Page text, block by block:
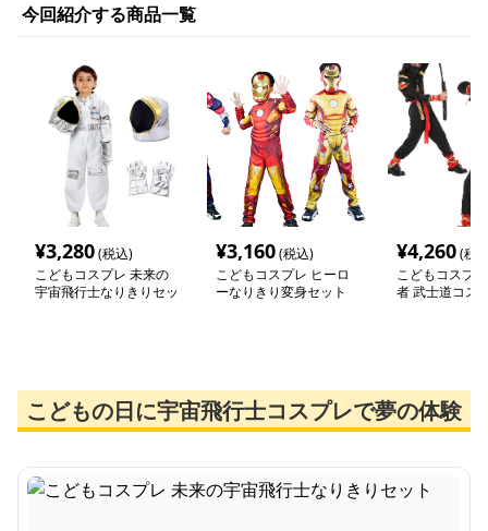
今回紹介する商品一覧
¥3,280(税込)
こどもコスプレ 未来の
宇宙飛行士なりきりセッ
¥3,160(税込)
こどもコスプレ ヒーロ
ーなりきり変身セット
¥4,260(税
こどもコスプ
者 武士道コス
こどもの日に宇宙飛行士コスプレで夢の体験